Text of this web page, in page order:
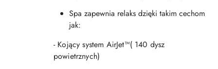
Spa zapewnia relaks dzięki takim cechom
jak:
- Kojący system AirJet™( 140 dysz
powietrznych)